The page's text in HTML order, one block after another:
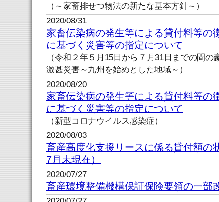
（～家畜排せつ物法の新たな基本方針～）
2020/08/31
家畜伝染病の発生等による貸付料等の
に基づく災害等の指定について
（令和２年５月15日から７月31日までの間
激甚災害～九州を始めとした地域～）
2020/08/20
家畜伝染病の発生等による貸付料等の
に基づく災害等の指定について
（新型コロナウイルス感染症）
2020/08/03
畜産高度化支援リースに係る貸付額の
7月末現在）
2020/07/27
畜産環境整備機構保証保険要領の一部